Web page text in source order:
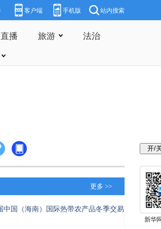
客户端 手机版 站内搜索
直播 旅游
法治
更多 >>
中国（海南）国际热带农产品冬季交易